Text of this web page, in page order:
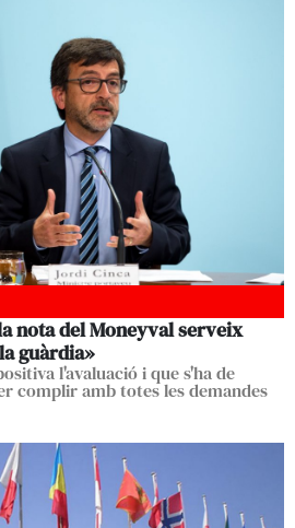
nota del Moneyval serveix
guàrdia»
l'avaluació i que s'ha de
complir amb totes les demandes